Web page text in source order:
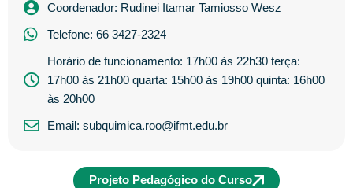
Coordenador: Rudinei Itamar Tamiosso Wesz
Telefone: 66 3427-2324
Horário de funcionamento: 17h00 às 22h30 terça:
17h00 às 21h00 quarta: 15h00 às 19h00 quinta: 16h00
às 20h00
Email: subquimica.roo@ifmt.edu.br
Projeto Pedagógico do Curso